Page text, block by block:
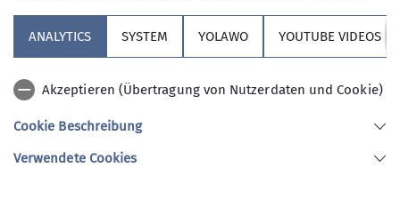
Neben anspruchvollen Bergtouren
(bis ca. 1400 Höhenmeter) stehen
auch leichtere Berg- und
Flachwanderungen (ca. 15 bis 20 km)
auf unserem Programm. Dazu kommen
Kulturfahrten und -veranstaltungen
Wanderwoche in den Bergen sowie im
11
ANALYTICS SYSTEM YOLAWO YOUTUBE VIDEOS
Akzeptieren (Übertragung von Nutzerdaten und Cookie)
Cookie Beschreibung
Verwendete Cookies